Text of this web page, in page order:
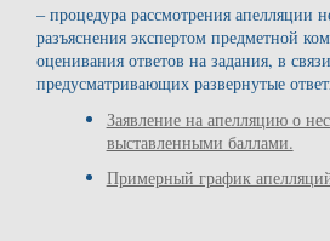
– процедура рассмотрения апелляции
разъяснения экспертом предметной
оценивания ответов на задания, в
предусматривающих развернутые
Заявление на апелляцию о
выставленными баллами.
Примерный график